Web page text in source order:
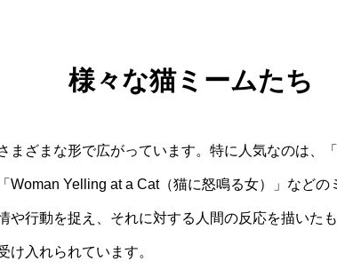
様々な猫ミームたち
まざまな形で広がっています。特に人気なのは、
Woman Yelling at a Cat（猫に怒鳴る女）」などの
や行動を捉え、それに対する人間の反応を描いた
け入れられています。